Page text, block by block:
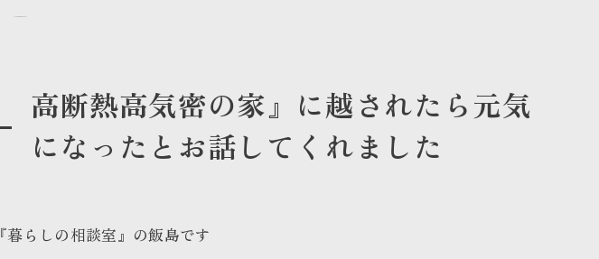
高断熱高気密の家』に越されたら元気
になったとお話してくれました
『暮らしの相談室』の飯島です